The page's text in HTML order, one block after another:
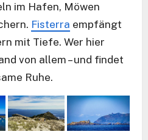
im Hafen, Möwen
Fisterra empfängt
mit Tiefe. Wer hier
von allem – und findet
Ruhe.